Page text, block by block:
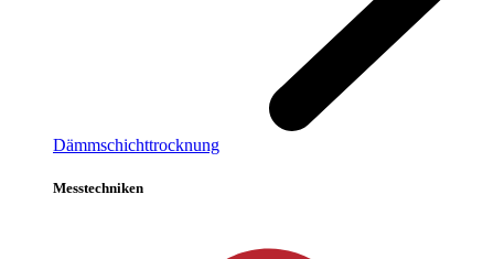
Dämmschichttrocknung
Messtechniken